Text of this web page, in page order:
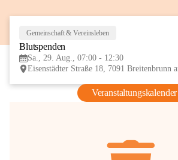
Gemeinschaft & Vereinsleben
Blutspenden
Sa., 29. Aug., 07:00 - 12:30
Veranstaltungskalender